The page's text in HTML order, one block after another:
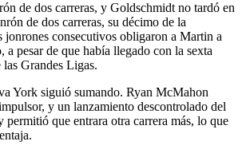
de dos carreras, y Goldschmidt no tardó en
de dos carreras, su décimo de la
jonrones consecutivos obligaron a Martin a
a pesar de que había llegado con la sexta
Grandes Ligas.
York siguió sumando. Ryan McMahon
y un lanzamiento descontrolado del
que entrara otra carrera más, lo que